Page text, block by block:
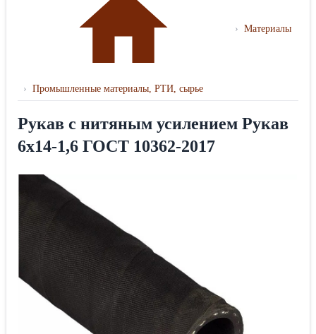
› Материалы
› Промышленные материалы, РТИ, сырье
Рукав с нитяным усилением Рукав
6х14-1,6 ГОСТ 10362-2017